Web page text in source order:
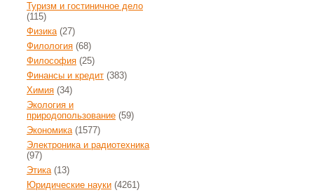
Туризм и гостиничное дело
(115)
Физика(27)
Филология (68)
Философия (25)
Финансы и кредит (383)
Химия (34)
Экология и
природопользование (59)
Экономика(1577)
Электроника и радиотехника
(97)
Этика(13)
Юридические науки (4261)